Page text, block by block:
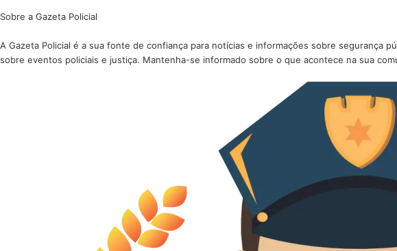
Sobre a Gazeta Policial
A Gazeta Policial é a sua fonte de confiança para notícias e informações sobre segurança
sobre eventos policiais e justiça. Mantenha-se informado sobre o que acontece na sua